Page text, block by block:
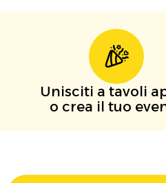
Unisciti a tavoli
o crea il tuo